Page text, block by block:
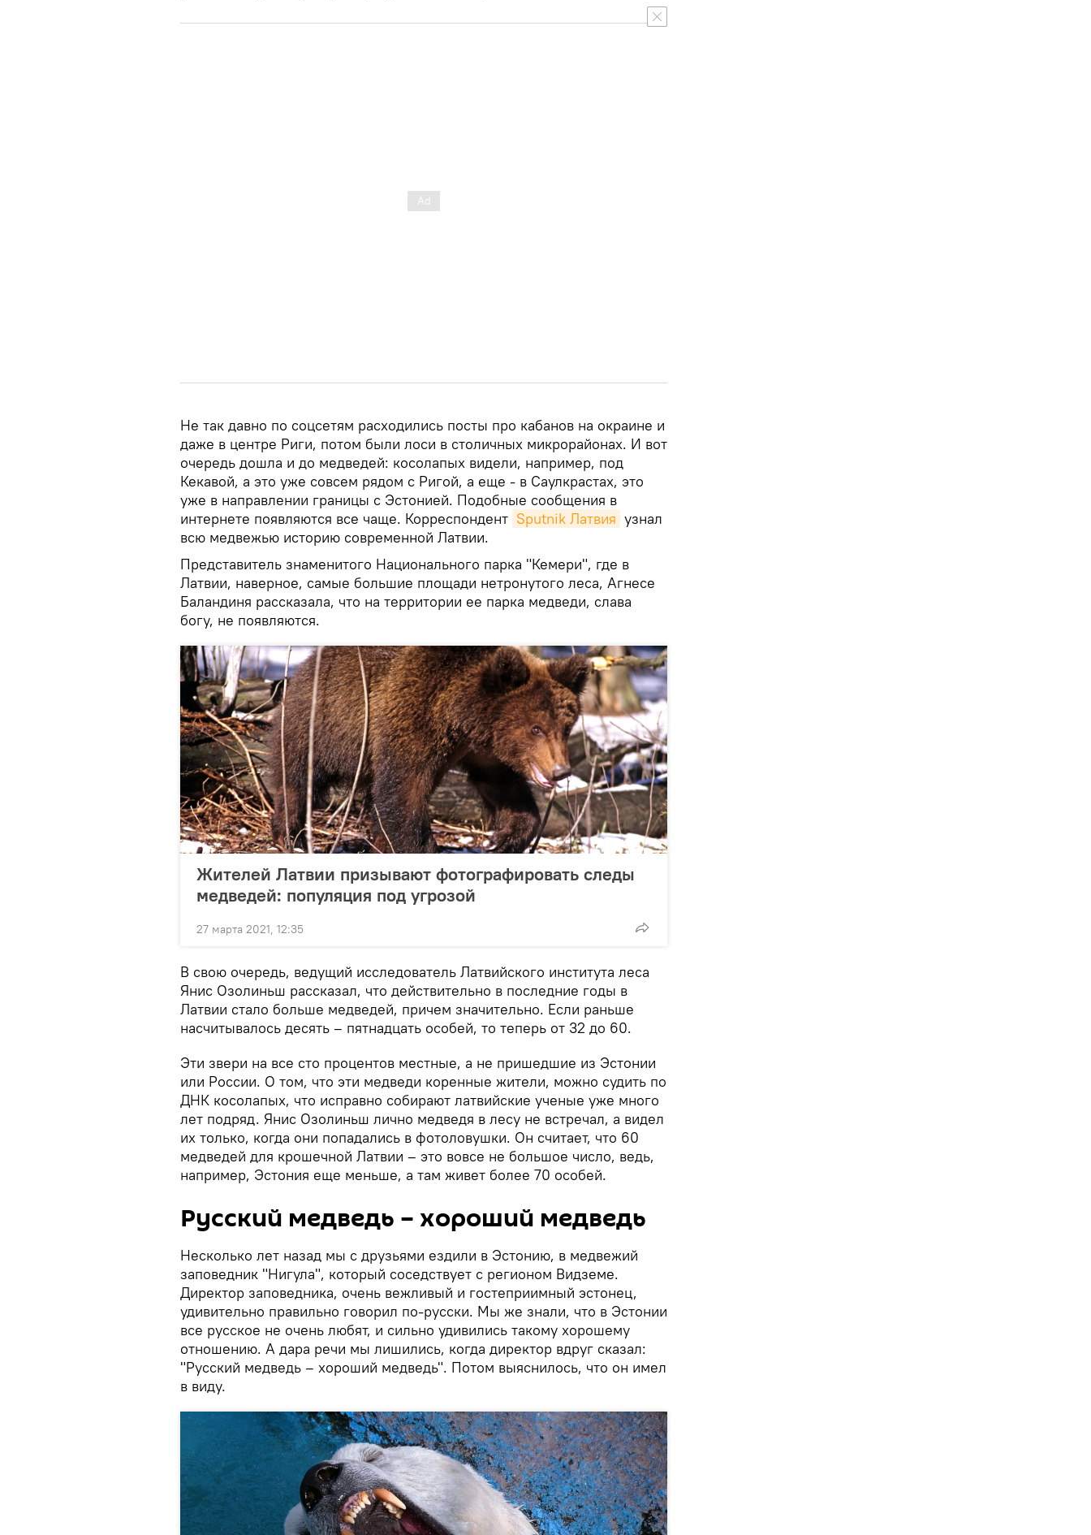
Не так давно по соцсетям расходились посты про кабанов на окраине и
даже в центре Риги, потом были лоси в столичных микрорайонах. И вот
очередь дошла и до медведей: косолапых видели, например, под
Кекавой, а это уже совсем рядом с Ригой, а еще - в Саулкрастах, это
уже в направлении границы с Эстонией. Подобные сообщения в
интернете появляются все чаще. Корреспондент Sputnik Латвия узнал
всю медвежью историю современной Латвии.
Представитель знаменитого Национального парка "Кемери", где в
Латвии, наверное, самые большие площади нетронутого леса, Агнесе
Баландиня рассказала, что на территории ее парка медведи, слава
богу, не появляются.
Жителей Латвии призывают фотографировать следы
медведей: популяция под угрозой
27 марта 2021, 12:35
В свою очередь, ведущий исследователь Латвийского института леса
Янис Озолиньш рассказал, что действительно в последние годы в
Латвии стало больше медведей, причем значительно. Если раньше
насчитывалось десять – пятнадцать особей, то теперь от 32 до 60.
Эти звери на все сто процентов местные, а не пришедшие из Эстонии
или России. О том, что эти медведи коренные жители, можно судить по
ДНК косолапых, что исправно собирают латвийские ученые уже много
лет подряд. Янис Озолиньш лично медведя в лесу не встречал, а видел
их только, когда они попадались в фотоловушки. Он считает, что 60
медведей для крошечной Латвии – это вовсе не большое число, ведь,
например, Эстония еще меньше, а там живет более 70 особей.
Русский медведь – хороший медведь
Несколько лет назад мы с друзьями ездили в Эстонию, в медвежий
заповедник "Нигула", который соседствует с регионом Видземе.
Директор заповедника, очень вежливый и гостеприимный эстонец,
удивительно правильно говорил по-русски. Мы же знали, что в Эстонии
все русское не очень любят, и сильно удивились такому хорошему
отношению. А дара речи мы лишились, когда директор вдруг сказал:
"Русский медведь – хороший медведь". Потом выяснилось, что он имел
в виду.